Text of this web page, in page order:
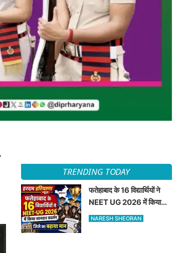
TRENDING TODAY
फतेहाबाद के 16 विद्यार्थियों ने
NEET UG 2026 में किया
शानदार प्रदर्शन जिले का बढ़ाया
NARESH SHEORAN